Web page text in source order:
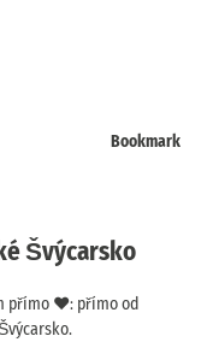
Bookmark
Švýcarsko
přímo ❤️: přímo od